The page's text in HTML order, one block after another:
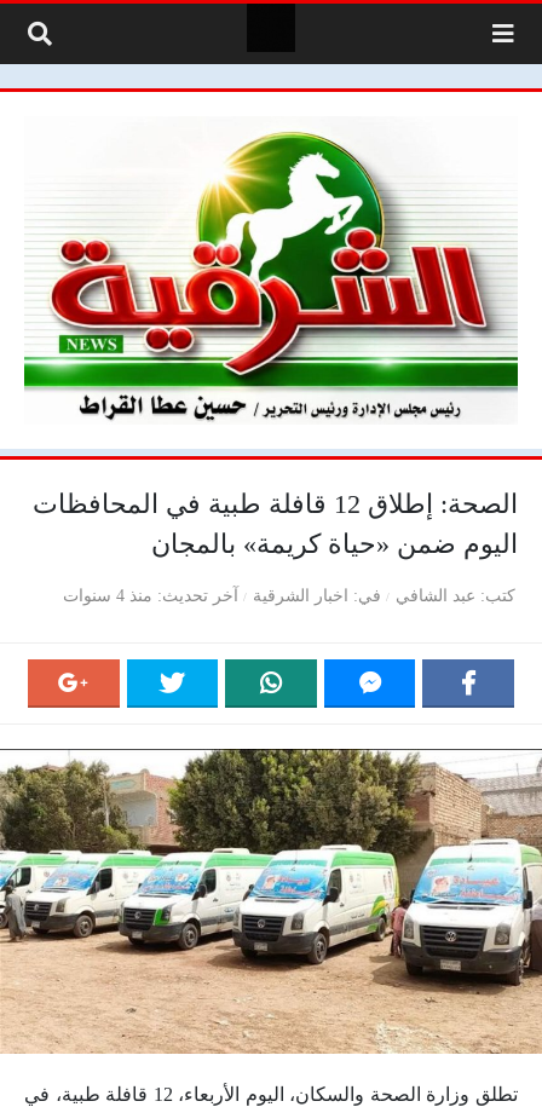
الصحة: إطلاق 12 قافلة طبية في المحافظات
اليوم ضمن «حياة كريمة» بالمجان
كتب عبد الشافي في اخبار الشرقية آخر تحديث منذ 4 سنوات
تطلق وزارة الصحة والسكان، اليوم الأربعاء، 12 قافلة طبية، في